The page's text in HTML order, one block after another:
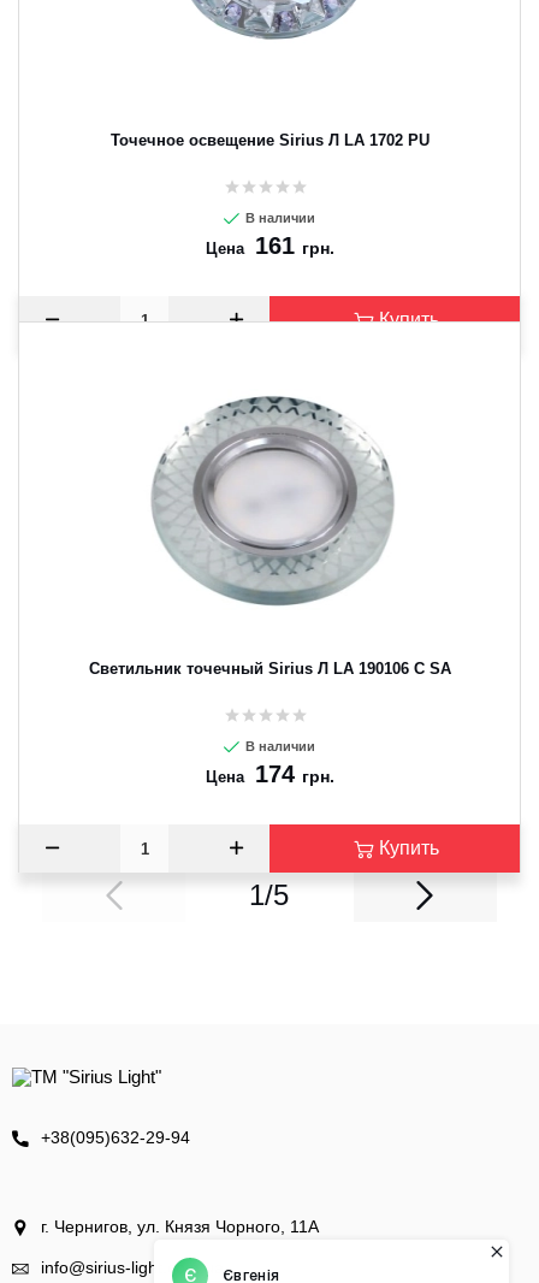
Точечное освещение Sirius Л LA 1702 PU
В наличии
Цена 161 грн.
Купить
Светильник точечный Sirius Л LA 190106 C SA
В наличии
Цена 174 грн.
Купить
1/5
+38(095)632-29-94
г. Чернигов, ул. Князя Чорного, 11А
info@sirius-light.com.ua